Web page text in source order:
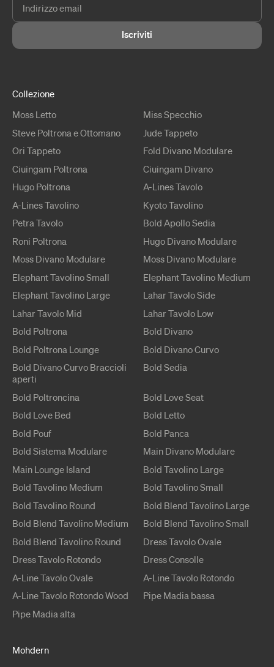
Iscriviti
Collezione
Moss Letto MissSpecchio
Steve Poltrona e Ottomano JudeTappeto
Ori Tappeto Fold Divano Modulare
Ciuingam Poltrona Ciuingam Divano
Hugo Poltrona A-LinesTavolo
A-LinesTavolino KyotoTavolino
PetraTavolo Bold ApolloSedia
Roni Poltrona Hugo Divano Modulare
Moss Divano Modulare Moss Divano Modulare
ElephantTavolinoSmall ElephantTavolino Medium
ElephantTavolino Large Lahar TavoloSide
Lahar Tavolo Mid Lahar Tavolo Low
Bold Poltrona Bold Divano
Bold Poltrona Lounge Bold Divano Curvo
Bold Divano Curvo Braccioli
aperti
Bold Sedia
Bold Poltroncina Bold Love Seat
Bold Love Bed Bold Letto
Bold Pouf Bold Panca
Bold Sistema Modulare Main Divano Modulare
Main Lounge Island Bold Tavolino Large
Bold Tavolino Medium Bold TavolinoSmall
Bold Tavolino Round Bold Blend Tavolino Large
Bold Blend Tavolino Medium Bold Blend TavolinoSmall
Bold Blend Tavolino Round DressTavoloOvale
DressTavolo Rotondo DressConsolle
A-LineTavoloOvale A-LineTavolo Rotondo
A-LineTavolo Rotondo Wood Pipe Madia bassa
Pipe Madia alta
Mohdern